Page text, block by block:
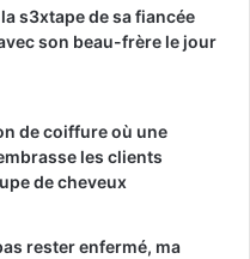
s3xtape de sa fiancée
son beau-frère le jour
de coiffure où une
les clients
de cheveux
rester enfermé, ma